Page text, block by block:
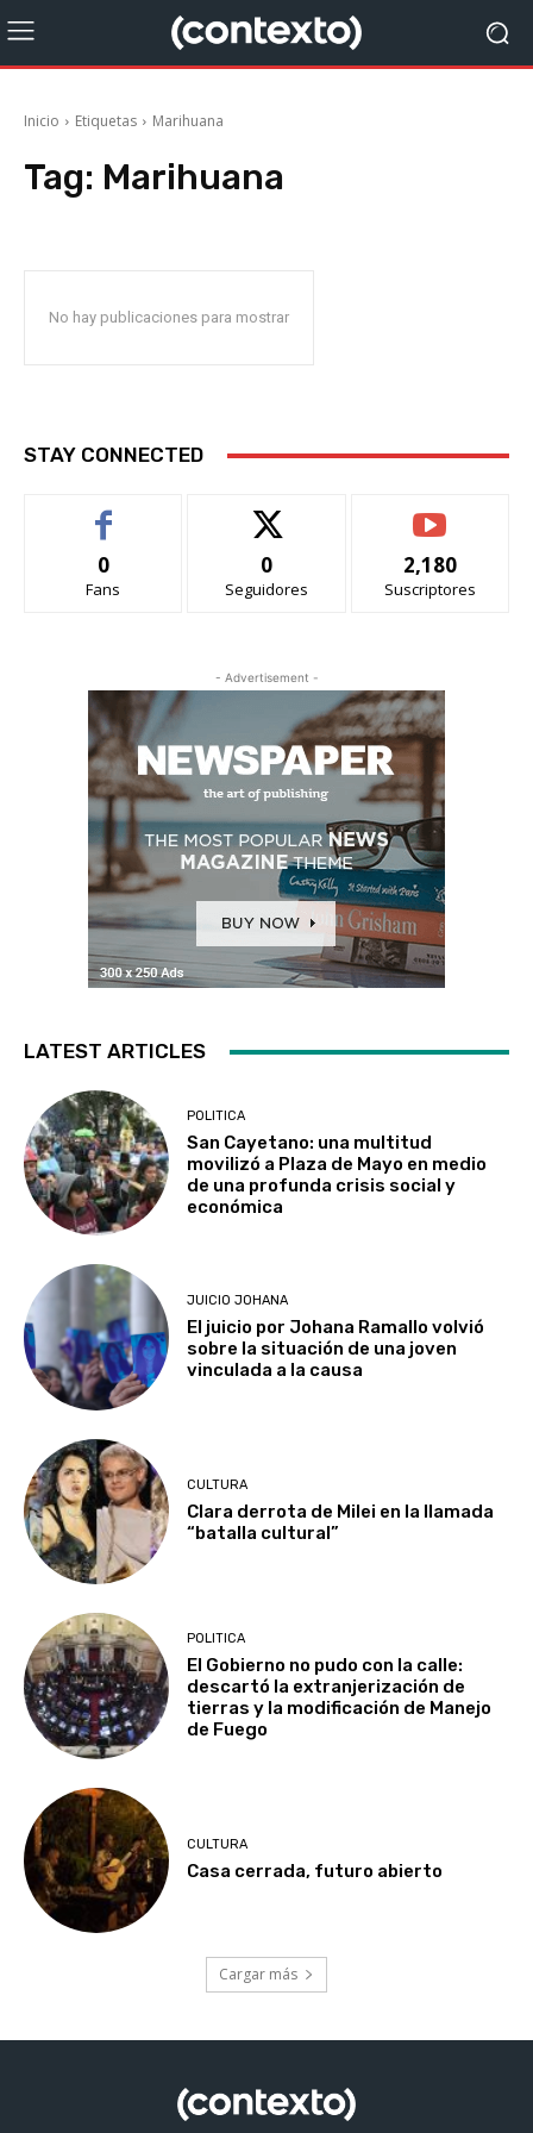
Inicio Etiquetas Marihuana
Tag: Marihuana
No hay publicaciones para mostrar
STAY CONNECTED
0
Fans
0
Seguidores
2,180
Suscriptores
- Advertisement -
LATEST ARTICLES
POLITICA
San Cayetano: una multitud
movilizó a Plaza de Mayo en medio
de una profunda crisis social y
económica
JUICIO JOHANA
El juicio por Johana Ramallo volvió
sobre la situación de una joven
vinculada a la causa
CULTURA
Clara derrota de Milei en la llamada
“batalla cultural”
POLITICA
El Gobierno no pudo con la calle:
descartó la extranjerización de
tierras y la modificación de Manejo
de Fuego
CULTURA
Casa cerrada, futuro abierto
Cargar más